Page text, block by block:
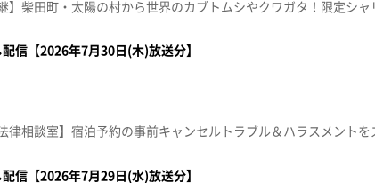
信【2026年7月30日(木)放送分】
信【2026年7月29日(水)放送分】